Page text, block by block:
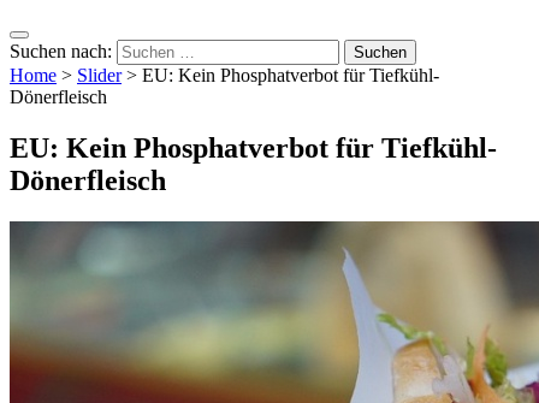
Suchen nach:
Home > Slider> EU: Kein Phosphatverbot für Tiefkühl-
Dönerfleisch
EU: Kein Phosphatverbot für Tiefkühl-
Dönerfleisch